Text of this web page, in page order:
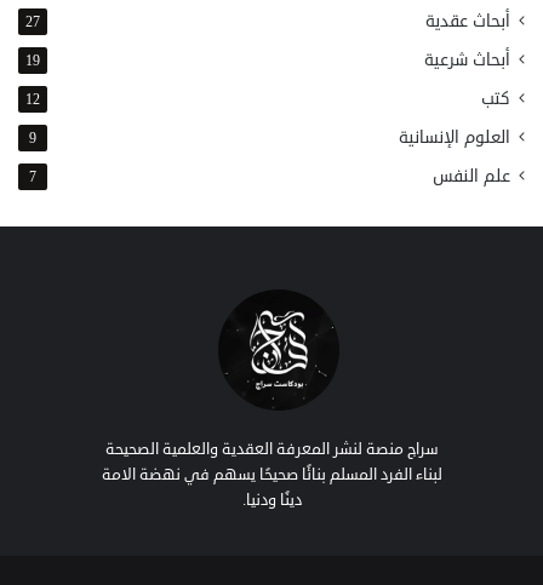
أبحاث عقدية 27
أبحاث شرعية 19
كتب 12
العلوم الإنسانية 9
علم النفس 7
سراج منصة لنشر المعرفة العقدية والعلمية الصحيحة
لبناء الفرد المسلم بنائًا صحيحًا يسهم في نهضة الامة
دينًا ودنيا.